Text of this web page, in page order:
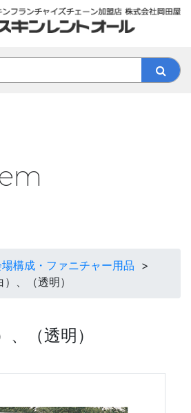
構成・ファニチャー用品 >
、（透明）
（透明）